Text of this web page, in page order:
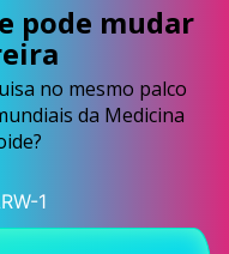
pode mudar
no mesmo palco
da Medicina